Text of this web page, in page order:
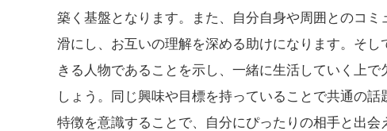
築く基盤となります。また、自分自身や周囲とのコ
滑にし、お互いの理解を深める助けになります。そ
きる人物であることを示し、一緒に生活していく上
しょう。同じ興味や目標を持っていることで共通の
特徴を意識することで、自分にぴったりの相手と出会